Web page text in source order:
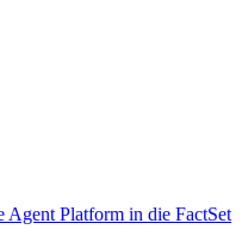
Agent Platform in die FactSet